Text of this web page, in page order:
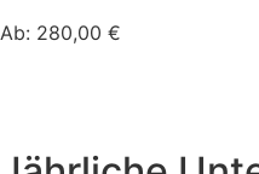
Ab: 280,00 €